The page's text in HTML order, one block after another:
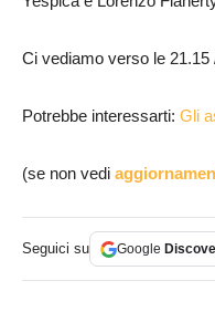
Ci vediamo verso le 21.15
Potrebbe interessarti: Gli
(se non vedi
Seguici su Google